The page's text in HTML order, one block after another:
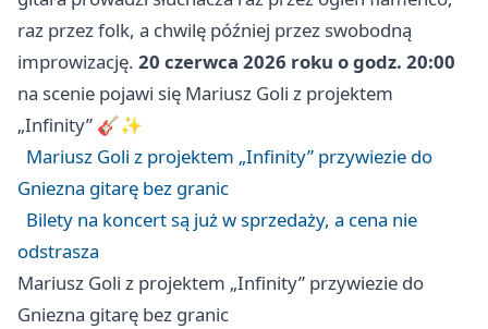
raz przez folk, a chwilę później przez swobodną
improwizację. 20 czerwca 2026 roku o godz. 20:00
na scenie pojawi się Mariusz Goli z projektem
„Infinity” 🎸✨
Mariusz Goli z projektem „Infinity” przywiezie do
Gniezna gitarę bez granic
Bilety na koncert są już w sprzedaży, a cena nie
odstrasza
Mariusz Goli z projektem „Infinity” przywiezie do
Gniezna gitarę bez granic